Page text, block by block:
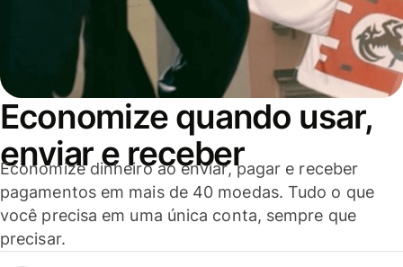
Economize quando usar,
enviar e receber
Economize dinheiro ao enviar, pagar e receber
pagamentos em mais de 40 moedas. Tudo o que
você precisa em uma única conta, sempre que
precisar.